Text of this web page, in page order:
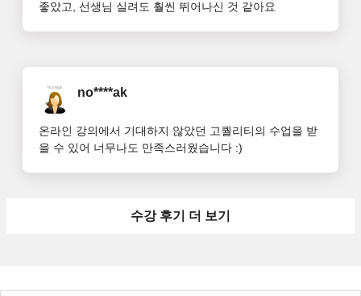
좋았고, 선생님 실려도 훨씬 뛰어나신 것 같아요
no****ak
온라인 강의에서 기대하지 않았던 고퀄리티의 수업을 받
을 수 있어 너무나도 만족스러웠습니다 :)
수강 후기 더 보기